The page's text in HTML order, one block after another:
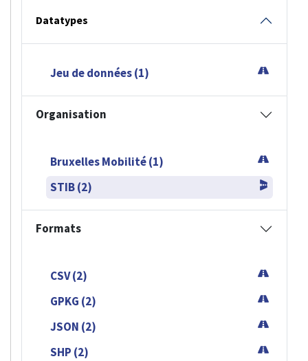
Datatypes
Jeu de données (1)
Organisation
Bruxelles Mobilité (1)
STIB (2)
Formats
CSV (2)
GPKG (2)
JSON (2)
SHP (2)